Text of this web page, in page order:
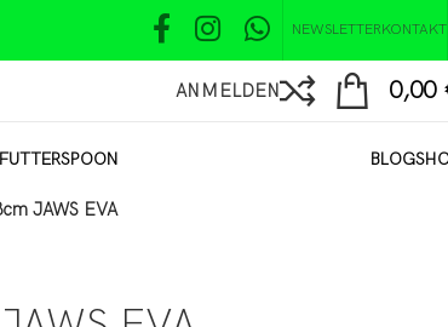
NEWSLETTERKONTAKT
ANMELDEN 0,00
SPOON BLOG
JAWS EVA